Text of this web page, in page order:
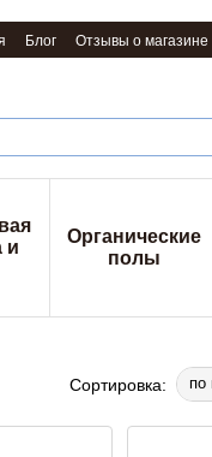
Блог Отзывы о магазине
и
Органические
полы
Сортировка: по